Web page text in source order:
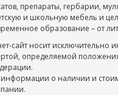
препараты, гербарии,
и школьную мебель и
образование – от
сайт носит исключительно
определяемой
о наличии и